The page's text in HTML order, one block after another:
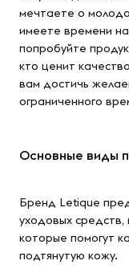
мечтаете о
имеете времени
попробуйте
кто ценит
вам достичь
ограниченного
Основные виды
Бренд Letique
уходовых средств,
которые помогут
подтянутую кожу.